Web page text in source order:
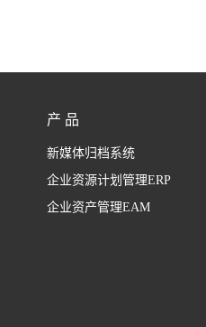
产 品
新媒体归档系统
企业资源计划管理ERP
企业资产管理EAM